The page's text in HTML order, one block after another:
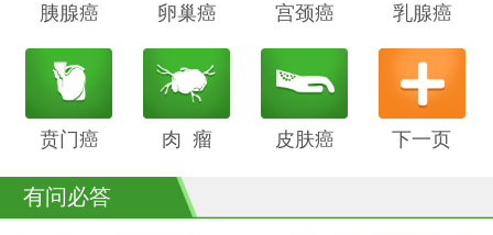
下一页
胰腺癌 鳞癌
卵巢癌 骨癌
宫颈癌 喉癌
乳腺癌
贲门癌 阴茎癌肉 瘤 白血病皮肤癌
有问必答